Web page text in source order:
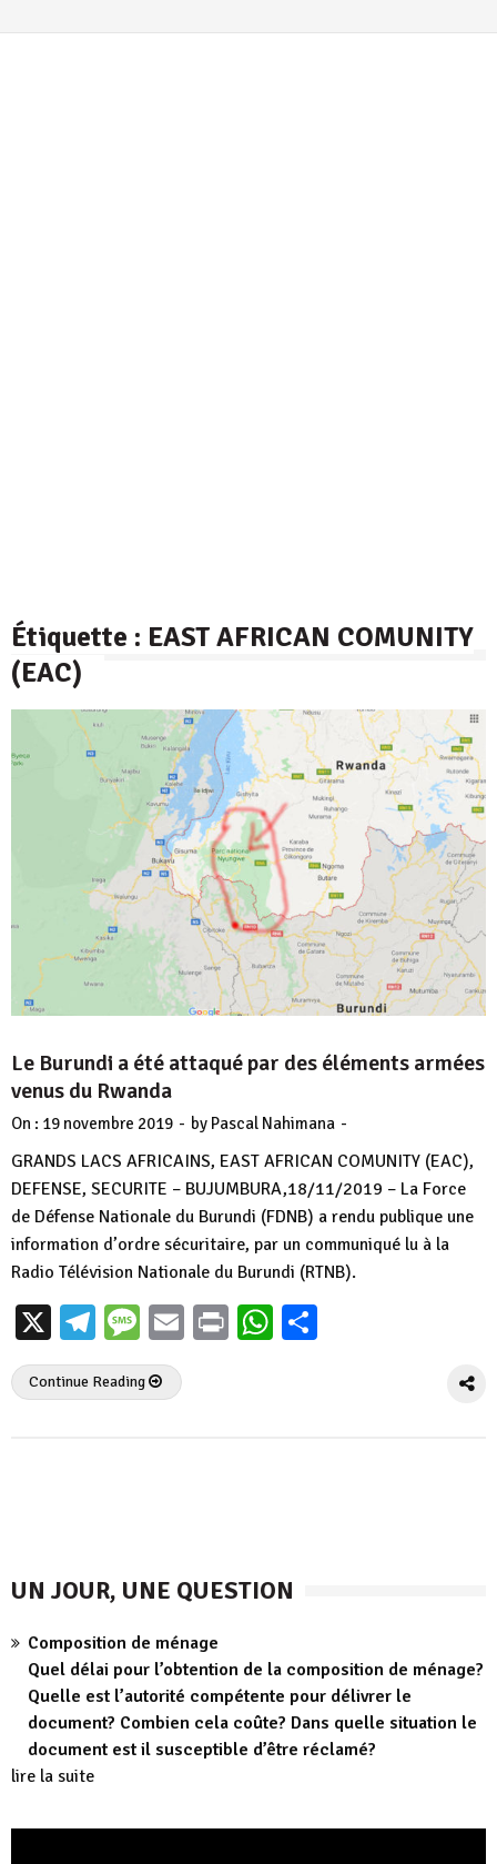
Étiquette : EAST AFRICAN COMUNITY
(EAC)
Le Burundi a été attaqué par des éléments armées
venus du Rwanda
On : 19 novembre 2019 - by Pascal Nahimana -
GRANDS LACS AFRICAINS, EAST AFRICAN COMUNITY (EAC),
DEFENSE, SECURITE – BUJUMBURA,18/11/2019 – La Force
de Défense Nationale du Burundi (FDNB) a rendu publique une
information d’ordre sécuritaire, par un communiqué lu à la
Radio Télévision Nationale du Burundi (RTNB).
X Telegram
Message
EmailPrintWhatsApp
Continue Reading
UN JOUR, UNE QUESTION
Composition de ménage
Quel délai pour l’obtention de la composition de ménage?
Quelle est l’autorité compétente pour délivrer le
document? Combien cela coûte? Dans quelle situation le
document est il susceptible d’être réclamé?
lire la suite